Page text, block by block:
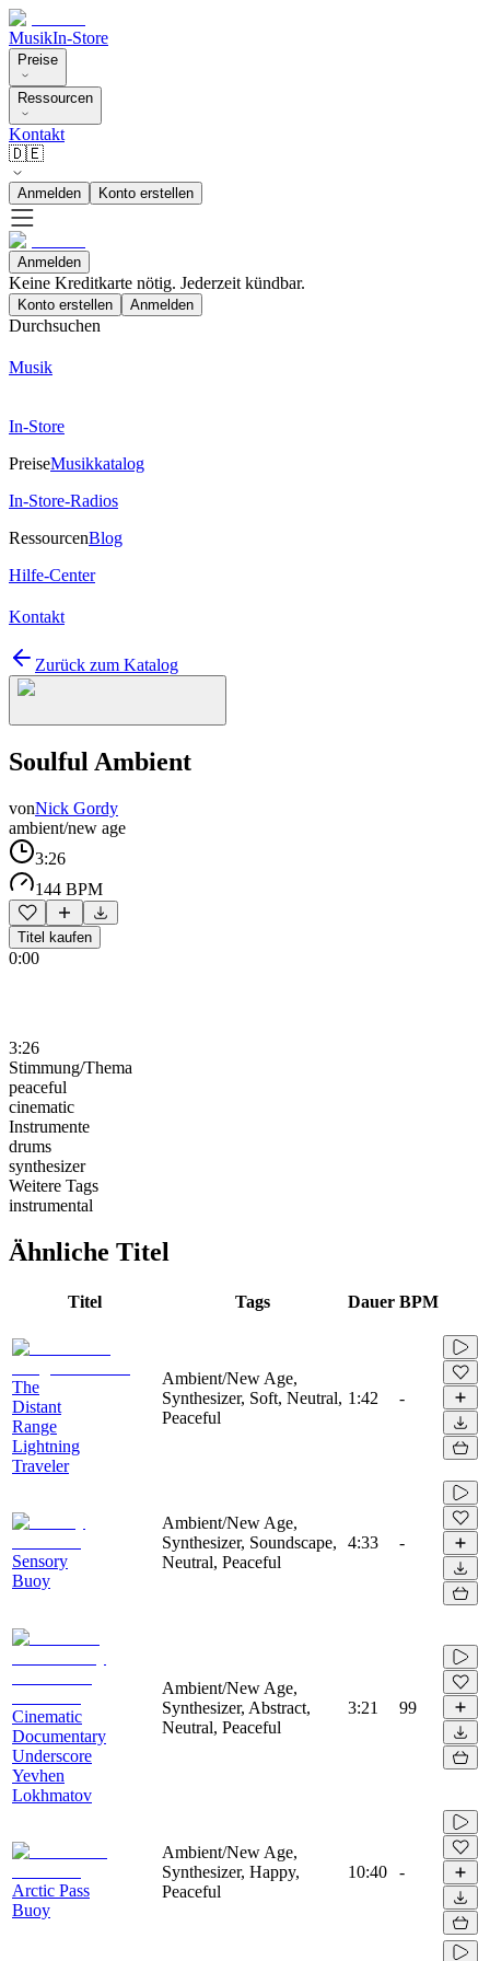
MusikIn-Store
Preise
Ressourcen
Kontakt
🇩🇪
Anmelden Konto erstellen
Anmelden
Keine Kreditkarte nötig. Jederzeit kündbar.
Konto erstellen Anmelden
Durchsuchen
Musik
In-Store
PreiseMusikkatalog
In-Store-Radios
RessourcenBlog
Hilfe-Center
Kontakt
Zurück zum Katalog
Soulful Ambient
vonNick Gordy
ambient/new age
3:26
144 BPM
Titel kaufen
0:00
3:26
Stimmung/Thema
peaceful
cinematic
Instrumente
drums
synthesizer
Weitere Tags
instrumental
Ähnliche Titel
Titel Tags Dauer BPM
The
Distant
Range
Lightning
Traveler
Ambient/New Age,
Synthesizer, Soft, Neutral,
Peaceful
1:42 -
Sensory
Buoy
Ambient/New Age,
Synthesizer, Soundscape,
Neutral, Peaceful
4:33 -
Cinematic
Documentary
Underscore
Yevhen
Lokhmatov
Ambient/New Age,
Synthesizer, Abstract,
Neutral, Peaceful
3:21 99
Arctic Pass
Buoy
Ambient/New Age,
Synthesizer, Happy,
Peaceful
10:40 -